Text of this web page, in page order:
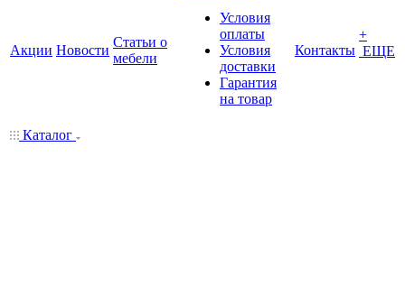
Акции Новости
Статьи о
мебели
Условия
оплаты
Условия
доставки
Гарантия
на товар
Контакты
+
ЕЩЕ
Каталог